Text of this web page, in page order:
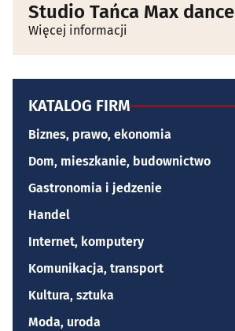
Studio Tańca Max dance
Więcej informacji
KATALOG FIRM
Biznes, prawo, ekonomia
Dom, mieszkanie, budownictwo
Gastronomia i jedzenie
Handel
Internet, komputery
Komunikacja, transport
Kultura, sztuka
Moda, uroda